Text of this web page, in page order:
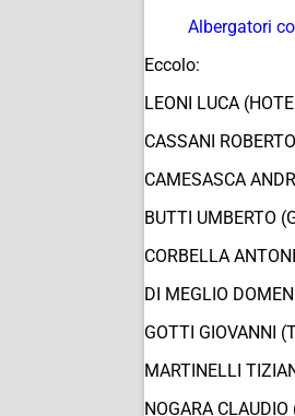
Albergatori
Eccolo:
LEONI LUCA
CASSANI
CAMESASCA
BUTTI UMBERTO
CORBELLA
DI MEGLIO
GOTTI GIOVANNI
MARTINELLI
NOGARA